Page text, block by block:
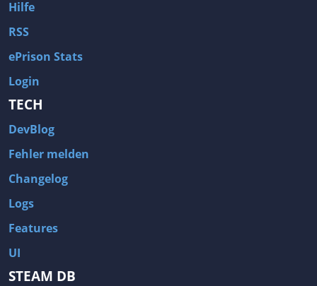
Hilfe
RSS
ePrison Stats
Login
TECH
DevBlog
Fehler melden
Changelog
Logs
Features
UI
STEAM DB